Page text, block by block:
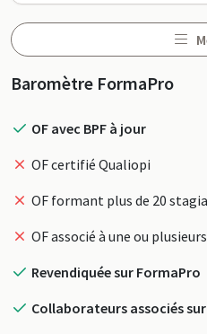
Profil
Baromètre FormaPro
OF avec BPF à jour
OF certifié Qualiopi
OF formant plus de 20
OF associé à une ou
Revendiquée sur FormaPro
Collaborateurs associés